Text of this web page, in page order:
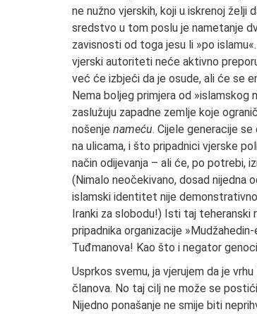
ne nužno vjerskih, koji u iskrenoj želji
sredstvo u tom poslu je nametanje
zavisnosti od toga jesu li »po
vjerski autoriteti neće aktivno
već će izbjeći da je osude, ali će se
Nema boljeg primjera od »islamskog
zaslužuju zapadne zemlje koje
nošenje nameću. Cijele generacije
na ulicama, i što pripadnici vjerske
način odijevanja – ali će, po potrebi,
(Nimalo neočekivano, dosad nijedna
islamski identitet nije
Iranki za slobodu!) Isti taj teheranski
pripadnika organizacije
Tuđmanova! Kao što i negator
Usprkos svemu, ja vjerujem da je
članova. No taj cilj ne može se
Nijedno ponašanje ne smije biti